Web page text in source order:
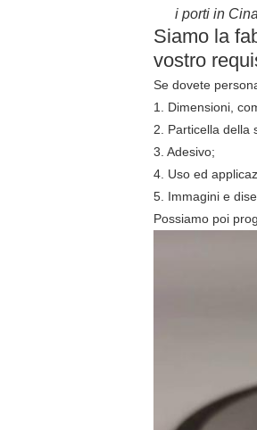
i porti in
Siamo la
vostro
Se dovete
1. Dimensioni,
2. Particella della
3. Adesivo;
4. Uso ed
5. Immagini e
Possiamo poi